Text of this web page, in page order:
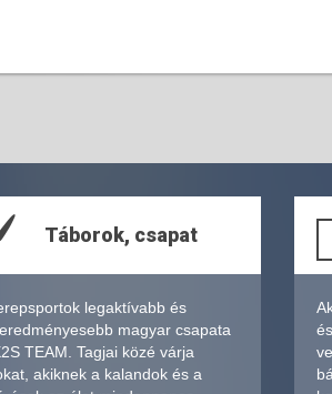
Táborok, csapat
legaktívabb és
magyar csapata
TEAM. Tagjai közé várja
akiknek a kalandok és a